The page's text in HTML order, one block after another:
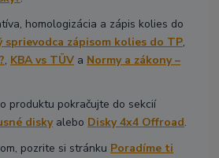
homologizácia a zápis kolies do
sprievodca zápisom kolies do TP,
, KBA vs TÜV a Normy a zákony –
produktu pokračujte do sekcií
diskyalebo Disky 4x4 Offroad.
pozrite si stránku Poradíme ti